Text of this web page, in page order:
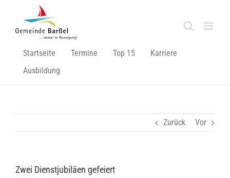
springen
Startseite Termine Top 15
Karriere
Ausbildung
Zurück Vor
Zwei Dienstjubiläen gefeiert